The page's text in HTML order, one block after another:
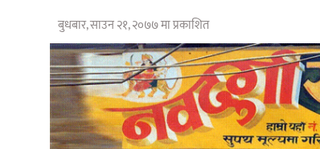
बुधबार, साउन २१, २०७७ मा प्रकाशित